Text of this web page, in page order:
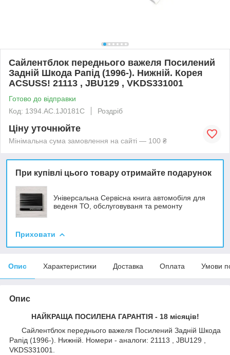
Сайлентблок переднього важеля Посилений
Задній Шкода Рапід (1996-). Нижній. Корея
ACSUSS! 21113 , JBU129 , VKDS331001
Готово до відправки
Код: 1394.AC.1J0181C
Роздріб
Ціну уточнюйте
Мінімальна сума замовлення на сайті — 100 ₴
При купівлі цього товару отримайте подарунок
Універсальна Сервісна книга автомобіля для
веденя ТО, обслуговуваня та ремонту
Приховати
Опис Характеристики Доставка Оплата Умови
Опис
НАЙКРАЩА ПОСИЛЕНА ГАРАНТІЯ - 18 місяців!
Сайлентблок переднього важеля Посилений Задній Шкода
Рапід (1996-). Нижній. Номери - аналоги: 21113 , JBU129 ,
VKDS331001.